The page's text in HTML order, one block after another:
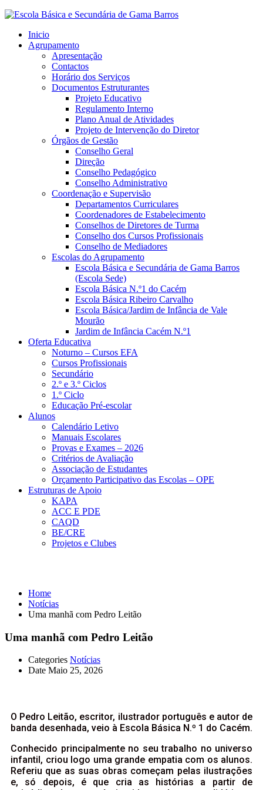
Inicio
Agrupamento
Apresentação
Contactos
Horário dos Serviços
Documentos Estruturantes
Projeto Educativo
Regulamento Interno
Plano Anual de Atividades
Projeto de Intervenção do Diretor
Órgãos de Gestão
Conselho Geral
Direção
Conselho Pedagógico
Conselho Administrativo
Coordenação e Supervisão
Departamentos Curriculares
Coordenadores de Estabelecimento
Conselhos de Diretores de Turma
Conselho dos Cursos Profissionais
Conselho de Mediadores
Escolas do Agrupamento
Escola Básica e Secundária de Gama Barros
(Escola Sede)
Escola Básica N.º1 do Cacém
Escola Básica Ribeiro Carvalho
Escola Básica/Jardim de Infância de Vale
Mourão
Jardim de Infância Cacém N.º1
Oferta Educativa
Noturno – Cursos EFA
Cursos Profissionais
Secundário
2.º e 3.º Ciclos
1.º Ciclo
Educação Pré-escolar
Alunos
Calendário Letivo
Manuais Escolares
Provas e Exames – 2026
Critérios de Avaliação
Associação de Estudantes
Orçamento Participativo das Escolas – OPE
Estruturas de Apoio
KAPA
ACC E PDE
CAQD
BE/CRE
Projetos e Clubes
Home
Notícias
Uma manhã com Pedro Leitão
Uma manhã com Pedro Leitão
Categories Notícias
Date Maio 25, 2026
O Pedro Leitão, escritor, ilustrador português e autor de
banda desenhada, veio à Escola Básica N.º 1 do Cacém.
Conhecido principalmente no seu trabalho no universo
infantil, criou logo uma grande empatia com os alunos.
Referiu que as suas obras começam pelas ilustrações
e, só depois, é que cria as histórias a partir de